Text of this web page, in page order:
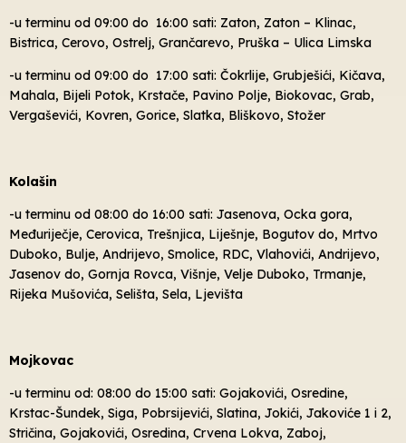
-u terminu od 09:00 do 16:00 sati: Zaton, Zaton – Klinac,
Bistrica, Cerovo, Ostrelj, Grančarevo, Pruška – Ulica Limska
-u terminu od 09:00 do 17:00 sati: Čokrlije, Grubješići, Kičava,
Mahala, Bijeli Potok, Krstače, Pavino Polje, Biokovac, Grab,
Vergaševići, Kovren, Gorice, Slatka, Bliškovo, Stožer
Kolašin
-u terminu od 08:00 do 16:00 sati: Jasenova, Ocka gora,
Međuriječje, Cerovica, Trešnjica, Liješnje, Bogutov do, Mrtvo
Duboko, Bulje, Andrijevo, Smolice, RDC, Vlahovići, Andrijevo,
Jasenov do, Gornja Rovca, Višnje, Velje Duboko, Trmanje,
Rijeka Mušovića, Selišta, Sela, Ljevišta
Mojkovac
-u terminu od: 08:00 do 15:00 sati: Gojakovići, Osredine,
Krstac-Šundek, Siga, Pobrsijevići, Slatina, Jokići, Jakoviće 1 i 2,
Stričina, Gojakovići, Osredina, Crvena Lokva, Zaboj,